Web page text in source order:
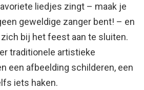
liedjes zingt – maak je
geweldige zanger bent! – en
bij het feest aan te sluiten.
traditionele artistieke
een afbeelding schilderen, een
iets haken.